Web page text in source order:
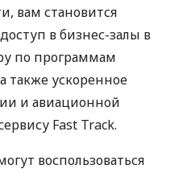
вам становится
в бизнес-залы в
по программам
также ускоренное
и авиационной
Fast Track.
воспользоваться